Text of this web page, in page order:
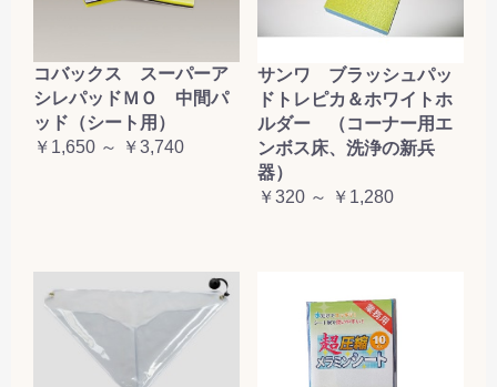
コバックス スーパーア
シレパッドＭＯ 中間パ
ッド（シート用）
￥1,650 ～ ￥3,740
サンワ ブラッシュパッ
ドトレピカ＆ホワイトホ
ルダー （コーナー用エ
ンボス床、洗浄の新兵
器）
￥320 ～ ￥1,280